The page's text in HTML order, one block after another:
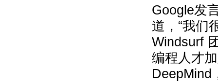
Google发
道，“我们
Windsurf
编程人才
DeepMind